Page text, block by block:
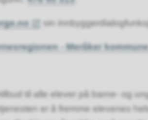
sin
- Meråker
til alle elever på barne- og
er å fremme elevenes